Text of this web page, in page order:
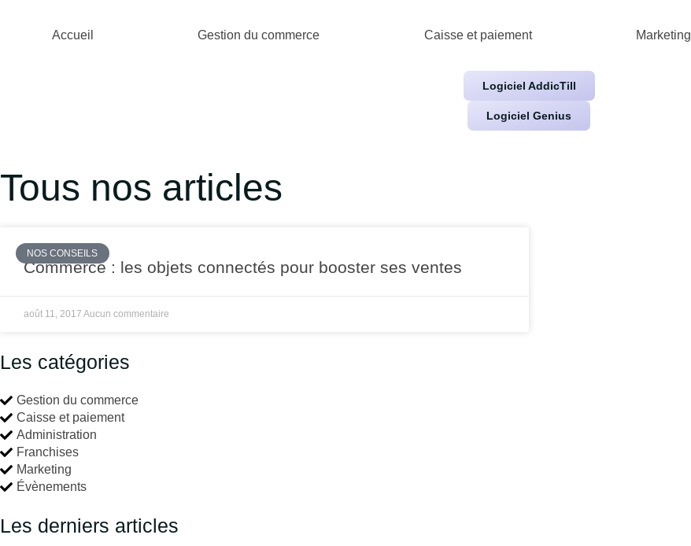
Accueil Gestion du commerce Caisse et paiement Marketing
Logiciel AddicTill
Logiciel Genius
Tous nos articles
NOS CONSEILS
Commerce : les objets connectés pour booster ses ventes
août 11, 2017 Aucun commentaire
Les catégories
Gestion du commerce
Caisse et paiement
Administration
Franchises
Marketing
Évènements
Les derniers articles